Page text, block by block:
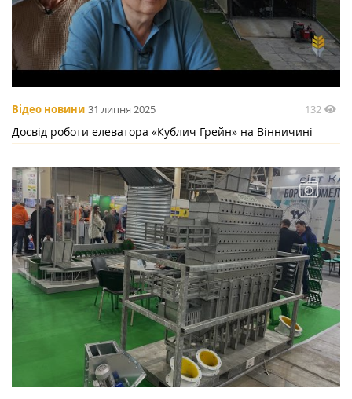
Відео новини 31 липня 2025 132
Досвід роботи елеватора «Кублич Грейн» на Вінничині